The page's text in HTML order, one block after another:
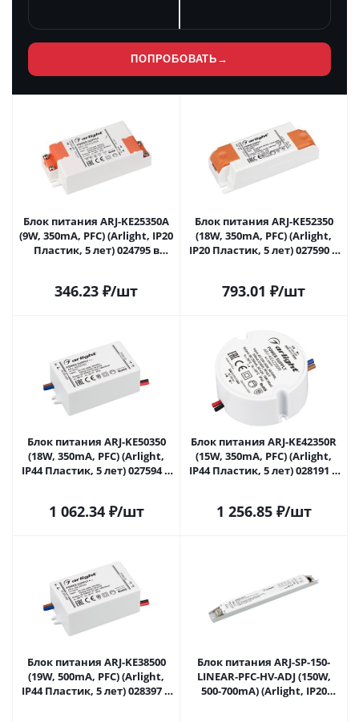
ПОПРОБОВАТЬ →
Блок питания ARJ-KE25350A
(9W, 350mA, PFC) (Arlight, IP20
Пластик, 5 лет) 024795 в
346.23 ₽/шт
Блок питания ARJ-KE52350
(18W, 350mA, PFC) (Arlight,
IP20 Пластик, 5 лет) 027590 в
793.01 ₽/шт
Блок питания ARJ-KE50350
(18W, 350mA, PFC) (Arlight,
IP44 Пластик, 5 лет) 027594 в
1 062.34₽/шт
Блок питания ARJ-KE42350R
(15W, 350mA, PFC) (Arlight,
IP44 Пластик, 5 лет) 028191 в
1 256.85₽/шт
Блок питания ARJ-KE38500
(19W, 500mA, PFC) (Arlight,
IP44 Пластик, 5 лет) 028397 в
Блок питания ARJ-SP-150-
LINEAR-PFC-HV-ADJ (150W,
500-700mA) (Arlight, IP20